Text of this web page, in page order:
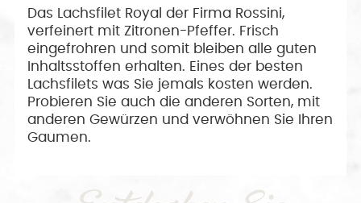
Das Lachsfilet Royal der Firma Rossini,
verfeinert mit Zitronen-Pfeffer. Frisch
eingefrohren und somit bleiben alle guten
Inhaltsstoffen erhalten. Eines der besten
Lachsfilets was Sie jemals kosten werden.
Probieren Sie auch die anderen Sorten, mit
anderen Gewürzen und verwöhnen Sie Ihren
Gaumen.